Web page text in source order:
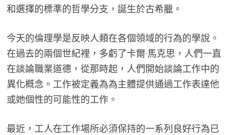
和選擇的標準的哲學分支，誕生於古希臘。
今天的倫理學是反映人類在各個領域的行為的學說。
在過去的兩個世紀裡，多虧了卡爾·馬克思，人們一直
在談論職業道德，從那時起，人們開始談論工作中的
異化概念。工作被定義為為主體提供通過工作表達他
或她個性的可能性的工作。
最近，工人在工作場所必須保持的一系列良好行為已